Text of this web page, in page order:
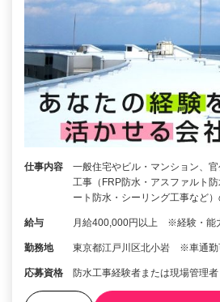
仕事内容
一般住宅やビル・マンション、
工事（FRP防水・アスファルト
ート防水・シーリング工事など
給与 月給400,000円以上 ※経験・能
勤務地 東京都江戸川区北小岩 ※車通勤
応募資格 防水工事経験者または現場管理者